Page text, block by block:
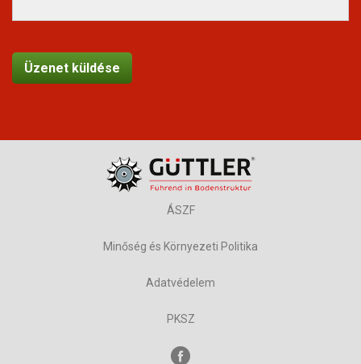
ÁSZF
Minőség és Környezeti Politika
Adatvédelem
PKSZ